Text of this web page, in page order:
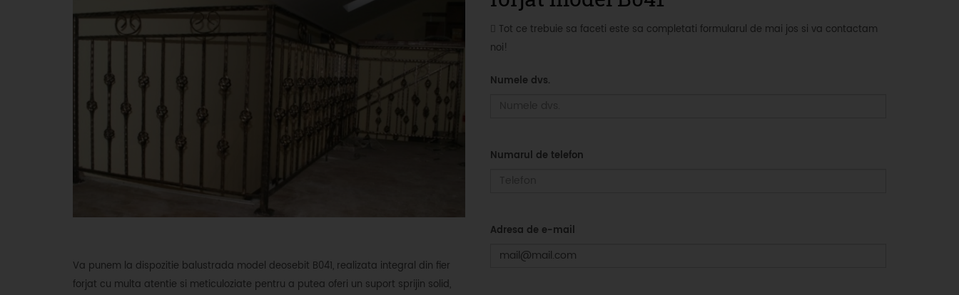
Va punem la dispozitie balustrada model deosebit B041, realizata integral din fier
forjat cu multa atentie si meticuloziate pentru a putea oferi un suport sprijin solid,
Tot ce trebuie sa faceti este sa completati formularul de mai jos si va contactam
noi!
Numele dvs.
Numarul de telefon
Adresa de e-mail